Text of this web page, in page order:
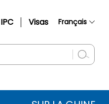
IPC Visas Français
English